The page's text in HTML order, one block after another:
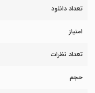
تعداد دانلود
امتیاز
تعداد نظرات
حجم